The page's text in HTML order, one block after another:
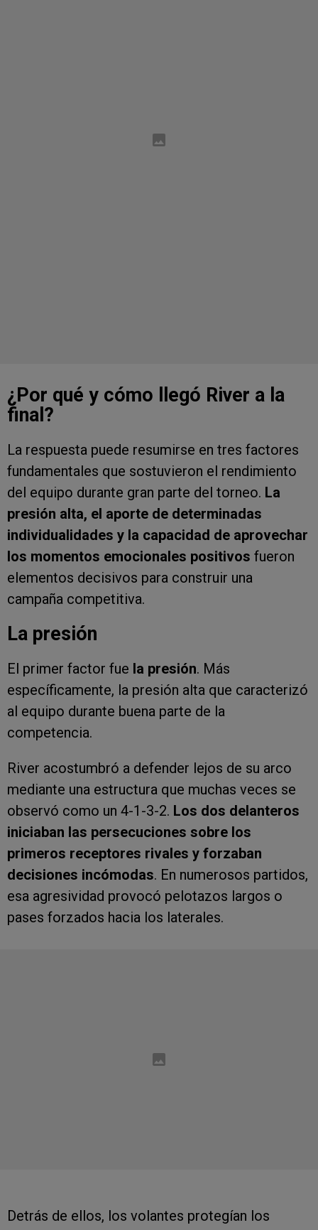
¿Por qué y cómo llegó River a la
final?
La respuesta puede resumirse en tres factores
fundamentales que sostuvieron el rendimiento
del equipo durante gran parte del torneo. La
presión alta, el aporte de determinadas
individualidades y la capacidad de aprovechar
los momentos emocionales positivos fueron
elementos decisivos para construir una
campaña competitiva.
La presión
El primer factor fue la presión. Más
específicamente, la presión alta que caracterizó
al equipo durante buena parte de la
competencia.
River acostumbró a defender lejos de su arco
mediante una estructura que muchas veces se
observó como un 4-1-3-2. Los dos delanteros
iniciaban las persecuciones sobre los
primeros receptores rivales y forzaban
decisiones incómodas. En numerosos partidos,
esa agresividad provocó pelotazos largos o
pases forzados hacia los laterales.
Detrás de ellos, los volantes protegían los